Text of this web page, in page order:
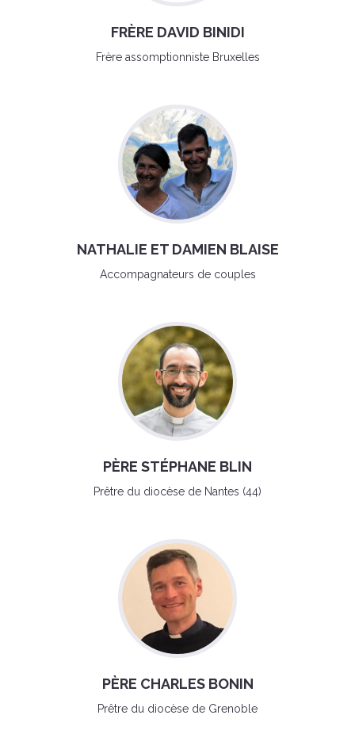
FRÈRE DAVID BINIDI
Frère assomptionniste Bruxelles
NATHALIE ET DAMIEN BLAISE
Accompagnateurs de couples
PÈRE STÉPHANE BLIN
Prêtre du diocèse de Nantes (44)
PÈRE CHARLES BONIN
Prêtre du diocèse de Grenoble